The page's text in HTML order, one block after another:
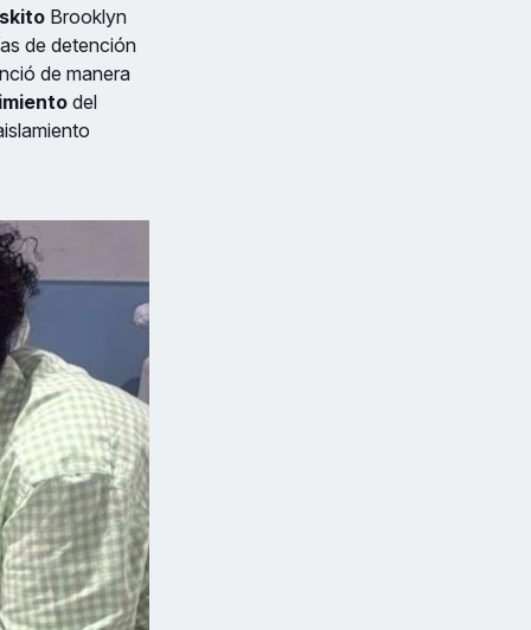
Brooklyn
de detención
de manera
del